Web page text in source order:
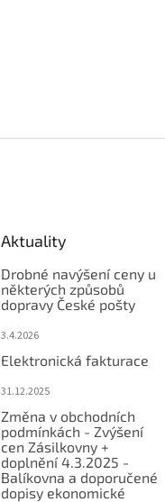
Aktuality
Drobné navýšení ceny u
některých způsobů
dopravy České pošty
3.4.2026
Elektronická fakturace
31.12.2025
Změna v obchodních
podmínkách - Zvýšení
cen Zásilkovny +
doplnění 4.3.2025 -
Balíkovna a doporučené
dopisy ekonomické